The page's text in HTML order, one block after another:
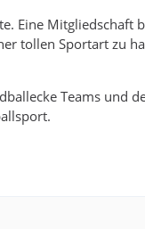
Eine
tollen Sportart zu
Teams